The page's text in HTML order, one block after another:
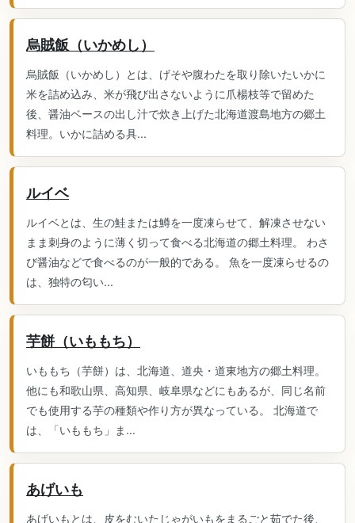
烏賊飯（いかめし）
烏賊飯（いかめし）とは、げそや腹わたを取り除いたいかに
米を詰め込み、米が飛び出さないように爪楊枝等で留めた
後、醤油ベースの出し汁で炊き上げた北海道渡島地方の郷土
料理。いかに詰める具...
ルイベ
ルイベとは、生の鮭または鱒を一度凍らせて、解凍させない
まま刺身のように薄く切って食べる北海道の郷土料理。 わさ
び醤油などで食べるのが一般的である。 魚を一度凍らせるの
は、独特の匂い...
芋餅（いももち）
いももち（芋餅）は、北海道、道央・道東地方の郷土料理。
他にも和歌山県、高知県、岐阜県などにもあるが、同じ名前
でも使用する芋の種類や作り方が異なっている。 北海道で
は、「いももち」ま...
あげいも
あげいもとは、皮をむいたじゃがいもをまるごと茹でた後、